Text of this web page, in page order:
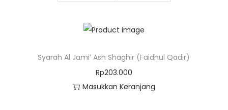
Syarah Al Jami’ Ash Shaghir (Faidhul Qadir)
Rp203.000
Masukkan Keranjang